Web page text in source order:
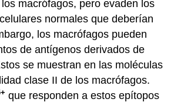
macrófagos, pero evaden los
normales que deberían
los macrófagos pueden
de antígenos derivados de
se muestran en las moléculas
clase II de los macrófagos.
que responden a estos epítopos